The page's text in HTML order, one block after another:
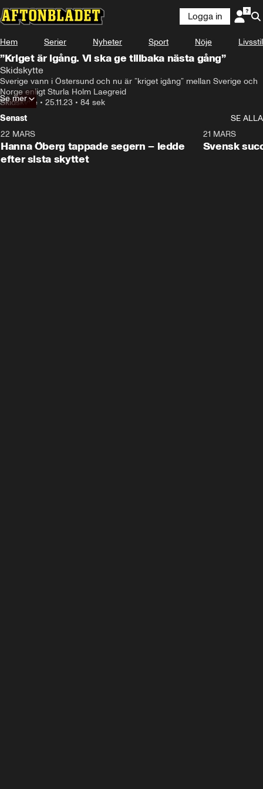
Logga in
Hem Serier Nyheter Sport Nöje Livsstil
”Kriget är igång. Vi ska ge tillbaka nästa gång”
Skidskytte
Sverige vann i Östersund och nu är ”kriget igång” mellan Sverige och
Norge enligt Sturla Holm Laegreid
Skidskytte • 25.11.23 • 84 sek
Se mer
Senast
SE ALLA
22 MARS
Hanna Öberg tappade segern – ledde
efter sista skyttet
21 MARS
Svensk